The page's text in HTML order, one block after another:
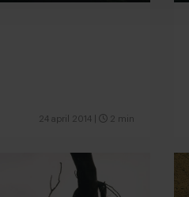
24 april 2014 2 min